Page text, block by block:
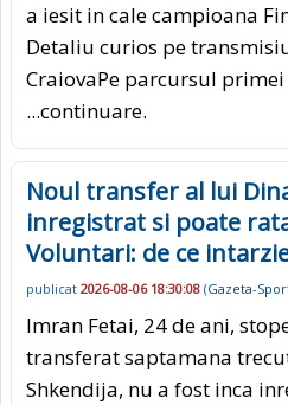
a iesit in cale campioana
Detaliu curios pe
CraiovaPe parcursul
...continuare.
Noul transfer al lui
inregistrat si poate
Voluntari: de ce
publicat 2026-08-06 18:30:08 (Gazeta-
Imran Fetai, 24 de ani,
transferat saptamana
Shkendija, nu a fost inca